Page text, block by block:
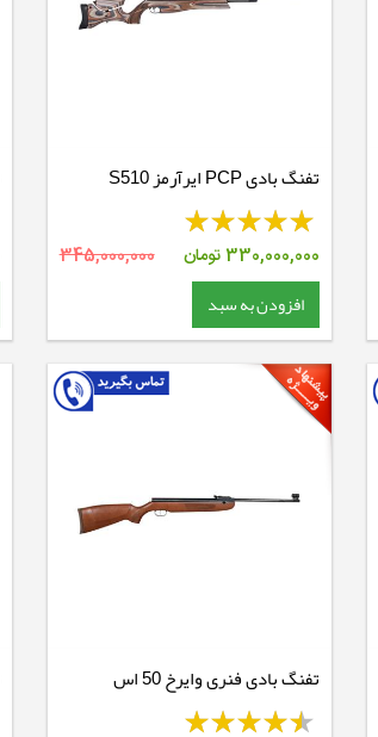
تفنگ بادی PCP ایرآرمز S510
لمینیت
330,000,000تومان 345,000,000
افزودن به سبد
تفنگ بادی فنری وایرخ 50 اس